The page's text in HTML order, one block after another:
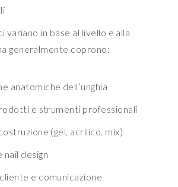
variano in base al livello e alla
generalmente coprono:
anatomiche dell’unghia
e strumenti professionali
(gel, acrilico, mix)
nail design
e comunicazione